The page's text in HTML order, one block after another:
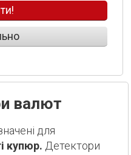
валют
для
купюр. Детектори